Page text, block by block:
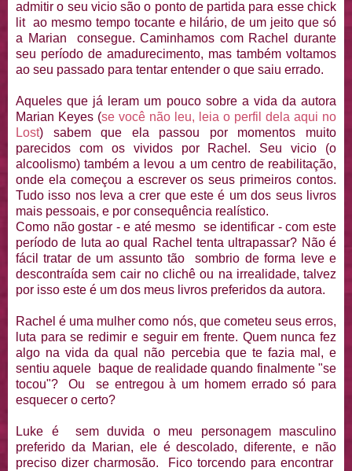
admitir o seu vicio são o ponto de partida para esse chick
lit ao mesmo tempo tocante e hilário, de um jeito que só
a Marian consegue. Caminhamos com Rachel durante
seu período de amadurecimento, mas também voltamos
ao seu passado para tentar entender o que saiu errado.
Aqueles que já leram um pouco sobre a vida da autora
Marian Keyes (se você não leu, leia o perfil dela aqui no
Lost) sabem que ela passou por momentos muito
parecidos com os vividos por Rachel. Seu vicio (o
alcoolismo) também a levou a um centro de reabilitação,
onde ela começou a escrever os seus primeiros contos.
Tudo isso nos leva a crer que este é um dos seus livros
mais pessoais, e por consequência realístico.
Como não gostar - e até mesmo se identificar - com este
período de luta ao qual Rachel tenta ultrapassar? Não é
fácil tratar de um assunto tão sombrio de forma leve e
descontraída sem cair no clichê ou na irrealidade, talvez
por isso este é um dos meus livros preferidos da autora.
Rachel é uma mulher como nós, que cometeu seus erros,
luta para se redimir e seguir em frente. Quem nunca fez
algo na vida da qual não percebia que te fazia mal, e
sentiu aquele baque de realidade quando finalmente "se
tocou"? Ou se entregou à um homem errado só para
esquecer o certo?
Luke é sem duvida o meu personagem masculino
preferido da Marian, ele é descolado, diferente, e não
preciso dizer charmosão. Fico torcendo para encontrar